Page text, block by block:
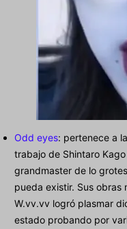
Odd eyes: pertenece a
trabajo de Shintaro
grandmaster de lo
pueda existir. Sus obras
W.vv.vv logró plasmar
estado probando por